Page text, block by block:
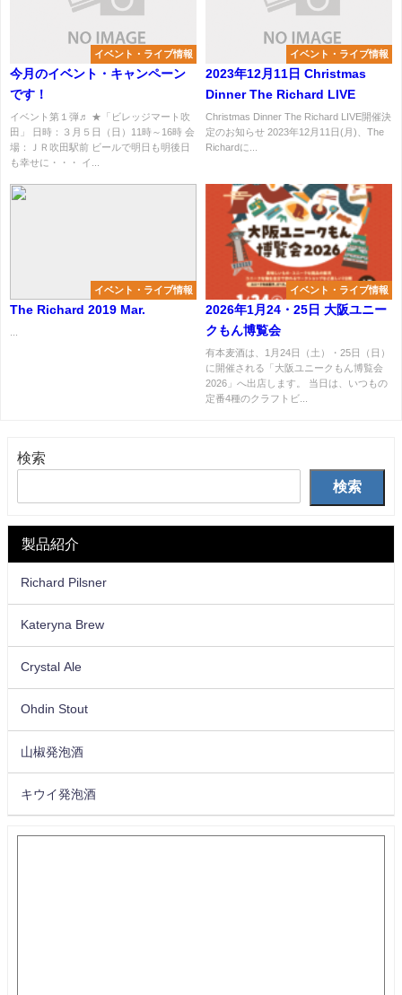
イベント・ライブ情報
今月のイベント・キャンペーン
です！
イベント第１弾♬ ★「ビレッジマート吹
田」 日時：３月５日（日）11時～16時 会
場：ＪＲ吹田駅前 ビールで明日も明後日
も幸せに・・・ イ...
イベント・ライブ情報
2023年12月11日 Christmas
Dinner The Richard LIVE
Christmas Dinner The Richard LIVE開催決
定のお知らせ 2023年12月11日(月)、The
Richardに...
イベント・ライブ情報
The Richard 2019 Mar.
イベント・ライブ情報
2026年1月24・25日 大阪ユニー
クもん博覧会
有本麦酒は、1月24日（土）・25日（日）
に開催される「大阪ユニークもん博覧会
2026」へ出店します。 当日は、いつもの
定番4種のクラフトビ...
検索
検索
製品紹介
Richard Pilsner
Kateryna Brew
Crystal Ale
Ohdin Stout
山椒発泡酒
キウイ発泡酒